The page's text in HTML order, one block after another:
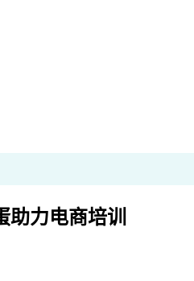
力电商培训